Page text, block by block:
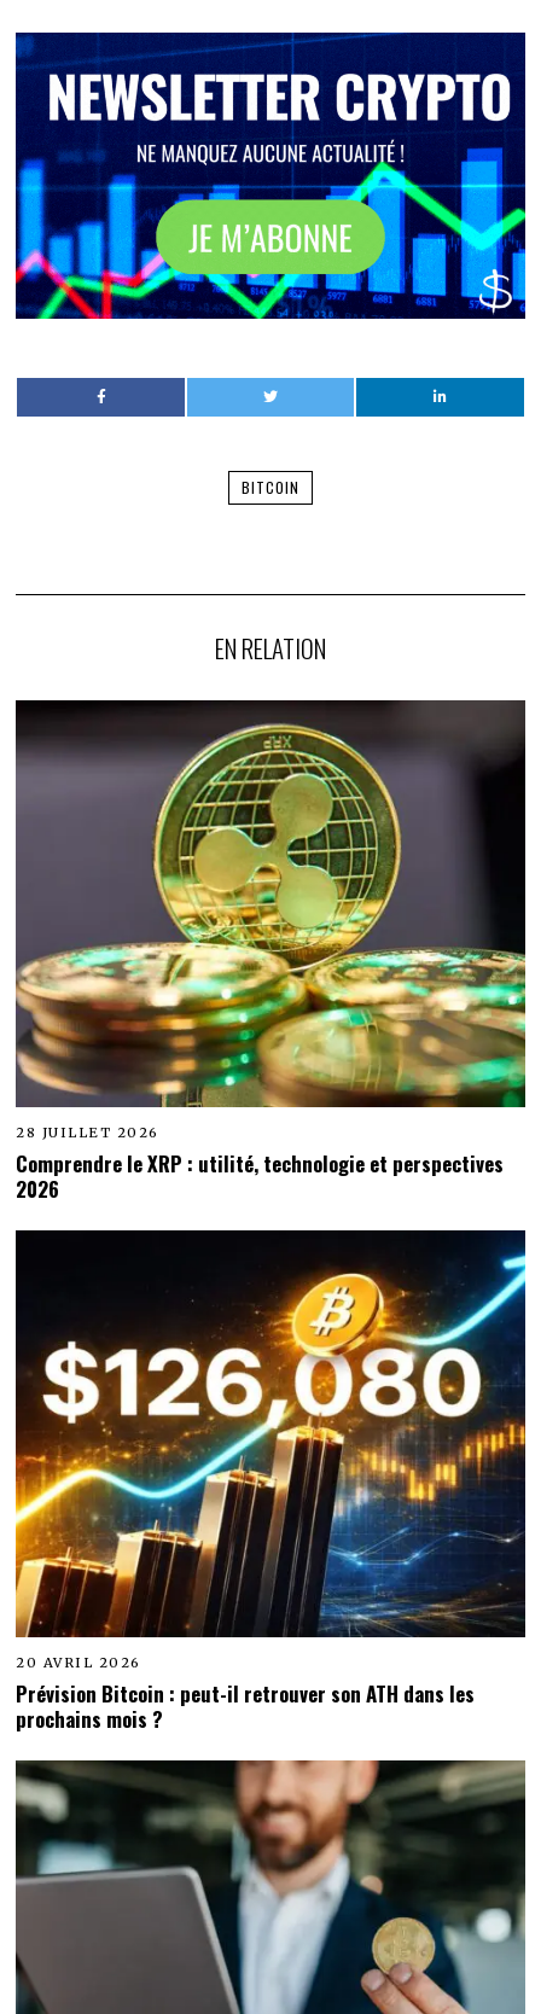
BITCOIN
EN RELATION
28 JUILLET 2026
Comprendre le XRP : utilité, technologie et perspectives
2026
20 AVRIL 2026
Prévision Bitcoin : peut-il retrouver son ATH dans les
prochains mois ?